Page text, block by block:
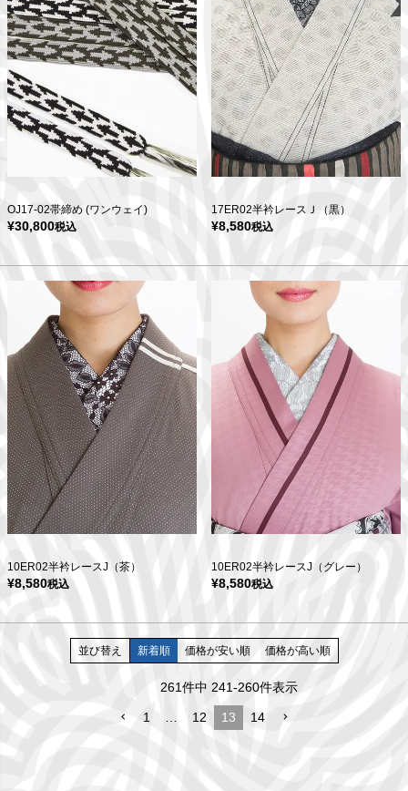
OJ17-02帯締め (ワンウェイ)
¥30,800税込
17ER02半衿レースＪ（黒）
¥8,580税込
10ER02半衿レースJ（茶）
¥8,580税込
10ER02半衿レースJ（グレー）
¥8,580税込
並び替え 新着順 価格が安い順 価格が高い順
261件中 241-260件表示
1 12 13 14